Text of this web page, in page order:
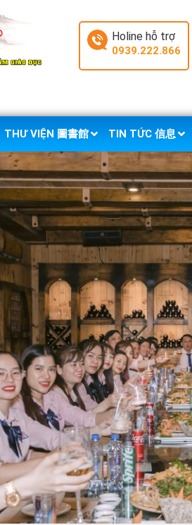
Holine hỗ trợ
0939.222.866
THƯ VIỆN 圖書館 TIN TỨC 信息